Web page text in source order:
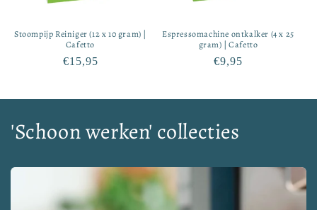
Stoompijp Reiniger (12 x 10 gram) |
Cafetto
Normale
€15,95
Espressomachine ontkalker (4 x 25
gram) | Cafetto
Normale
€9,95
'Schoon werken' collecties